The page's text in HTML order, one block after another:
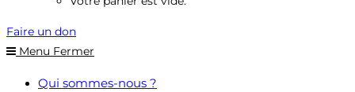
Faire un don
Menu Fermer
Qui sommes-nous ?